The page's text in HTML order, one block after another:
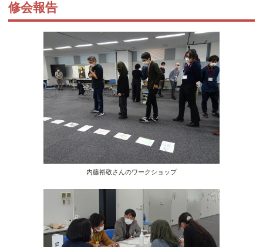
修会報告
内藤裕敬さんのワークショップ